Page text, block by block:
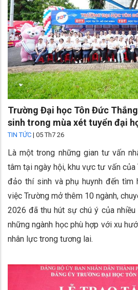
Trường Đại học Tôn Đức
sinh trong mùa xét tuyển đại
TIN TỨC | 05 Th7 26
Là một trong những gian tư vấn
tâm tại ngày hội, khu vực tư vấn
đảo thí sinh và phụ huynh đến tìm
việc Trường mở thêm 10 ngành,
2026 đã thu hút sự chú ý của
những ngành học phù hợp với xu
nhân lực trong tương lai.